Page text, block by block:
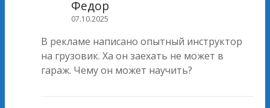
Федор
07.10.2025
В рекламе написано опытный инструктор
на грузовик. Ха он заехать не может в
гараж. Чему он может научить?